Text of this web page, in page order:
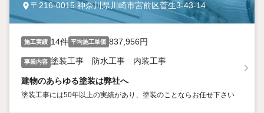
〒216-0015 神奈川県川崎市宮前区菅生3-43-14
施工実績 14件 平均施工単価 837,956円
事業内容 塗装工事 防水工事 内装工事
建物のあらゆる塗装は弊社へ
塗装工事には50年以上の実績があり、塗装のことならお任せ下さい